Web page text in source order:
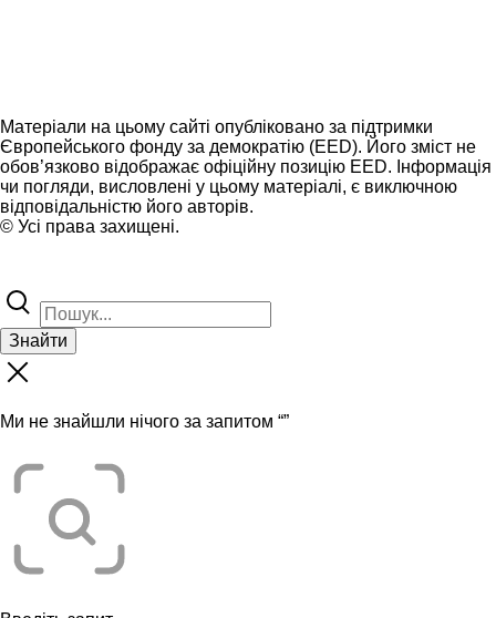
Матеріали на цьому сайті опубліковано за підтримки
Європейського фонду за демократію (EED). Його зміст не
обов’язково відображає офіційну позицію EED. Інформація
чи погляди, висловлені у цьому матеріалі, є виключною
відповідальністю його авторів.
© Усі права захищені.
Знайти
Ми не знайшли нічого за запитом “”